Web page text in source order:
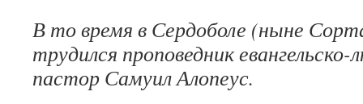
В то время в Сердоболе (ныне
трудился проповедник
пастор Самуил Алопеус.